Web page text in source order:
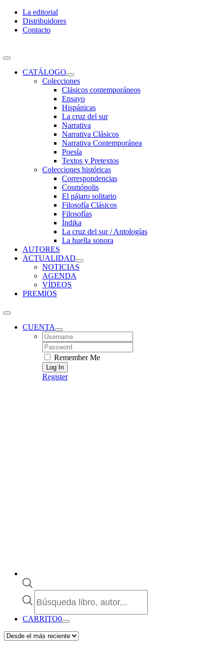
Skip
content
La editorial
Distribuidores
Contacto
Toggle
NavigationCATÁLOGO
Colecciones
Clásicos contemporáneos
Ensayo
Hispánicas
La cruz del sur
Narrativa
Narrativa Clásicos
Narrativa Contemporánea
Poesía
Textos y Pretextos
Colecciones históricas
Correspondencias
Cosmópolis
El pájaro solitario
Filosofía Clásicos
Filosofías
Índika
La cruz del sur / Antologías
La huella sonora
AUTORES
ACTUALIDAD
NOTICIAS
AGENDA
VÍDEOS
PREMIOS
CUENTA
Username:
Password:
Remember Me
Register
de
CARRITO0